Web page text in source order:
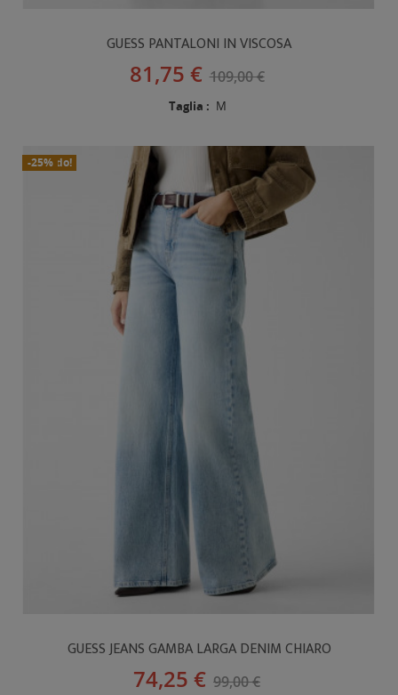
GUESS PANTALONI IN VISCOSA
81,75 € 109,00 €
Taglia : M
In Saldo!
Nuovo
GUESS JEANS GAMBA LARGA DENIM CHIARO
74,25 € 99,00 €
-25%